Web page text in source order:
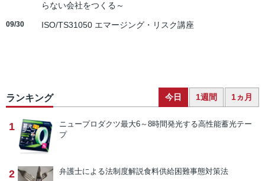
らない会社をつくる～
09/30 ISO/TS31050 エマージング・リスク講座
ランキング 今日 1週間 1ヵ月
1 ニュープロダクツ最大6～8時間発光する高性能蓄光テー
プ
2 弁護士による法制度解説食料供給困難事態対策法